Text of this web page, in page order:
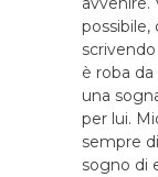
possibile,
è roba
una
per lui.
sempre
sogno di